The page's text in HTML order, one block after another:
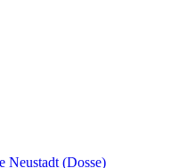
Neustadt (Dosse)